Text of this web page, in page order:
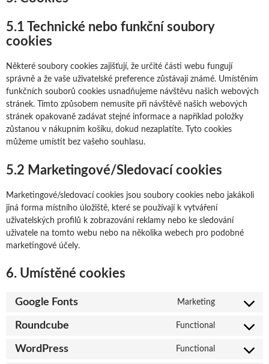
5.1 Technické nebo funkční soubory
cookies
Některé soubory cookies zajišťují, že určité části webu fungují
správně a že vaše uživatelské preference zůstávají známé. Umístěním
funkčních souborů cookies usnadňujeme návštěvu našich webových
stránek. Tímto způsobem nemusíte při návštěvě našich webových
stránek opakovaně zadávat stejné informace a například položky
zůstanou v nákupním košíku, dokud nezaplatíte. Tyto cookies
můžeme umístit bez vašeho souhlasu.
5.2 Marketingové/Sledovací cookies
Marketingové/sledovací cookies jsou soubory cookies nebo jakákoli
jiná forma místního úložiště, které se používají k vytváření
uživatelských profilů k zobrazování reklamy nebo ke sledování
uživatele na tomto webu nebo na několika webech pro podobné
marketingové účely.
6. Umístěné cookies
Google Fonts Marketing
Consent
google-
Roundcube Functional
Consent
WordPress Functional
Consent